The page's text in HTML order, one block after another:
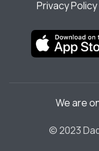
Privacy Policy
© 2023
We are